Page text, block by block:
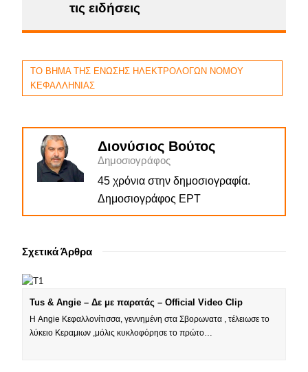
τις ειδήσεις
ΤΟ ΒΗΜΑ ΤΗΣ ΕΝΩΣΗΣ ΗΛΕΚΤΡΟΛΟΓΩΝ ΝΟΜΟΥ
ΚΕΦΑΛΛΗΝΙΑΣ
Διονύσιος Βούτος
Δημοσιογράφος
45 χρόνια στην δημοσιογραφία.
Δημοσιογράφος ΕΡΤ
Σχετικά Άρθρα
Tus & Angie – Δε με παρατάς – Official Video Clip
Η Angie Κεφαλλονίτισσα, γεννημένη στα Σβορωνατα , τέλειωσε το
λύκειο Κεραμιων ,μόλις κυκλοφόρησε το πρώτο…